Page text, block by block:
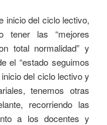
inicio del ciclo lectivo,
tener las “mejores
total normalidad” y
el “estado seguimos
del ciclo lectivo y
tenemos otras
recorriendo las
a los docentes y